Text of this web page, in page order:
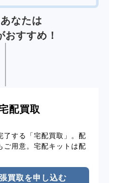
なたは
おすすめ！
配買取
了する「宅配買取」。配
ご用意。宅配キットは配
買取を申し込む